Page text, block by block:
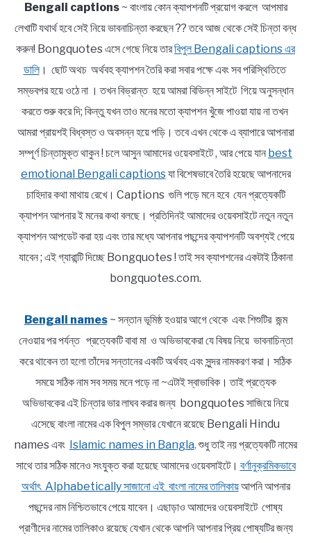
Bengali captions~ বাংলায় কোন ক্যাপশনটি প্রয়োগ করলে আপমার
লেখাটি যথার্থ হবে সেই নিয়ে ভাবনাচিন্তা করছেন ?? তবে আজ থেকে সেই চিন্তা বন্ধ
করুন! Bongquotes এসে গেছে নিয়ে তারবিপুল Bengali captions এর
ডালি। ছোট অথচ অর্থবহ ক্যাপশন তৈরি করা সবার পক্ষে এবং সব পরিস্থিতিতে
সম্ভবপর হয়ে ওঠে না । তখন বিভ্রান্ত হয়ে আমরা বিভিন্ন সাইটে গিয়ে অনুসন্ধান
করতে শুরু করে দি; কিন্তু যখন তাও মনের মতো ক্যাপশন খুঁজে পাওয়া যায় না তখন
আমরা প্রায়শই বিধ্বস্ত ও অবসন্ন হয়ে পড়ি। তবে এখন থেকে এ ব্যাপারে আপনারা
সম্পূর্ণ চিন্তামুক্ত থাকুন ! চলে আসুন আমাদের ওয়েবসাইটে , আর পেয়ে যান best
emotional Bengali captionsযা বিশেষভাবে তৈরি হয়েছে আপনাদের
চাহিদার কথা মাথায় রেখে। Captions গুলি পড়ে মনে হবে যেন প্রত্যেকটি
ক্যাপশন আপনার ই মনের কথা বলছে। প্রতিদিনই আমাদের ওয়েবসাইটে নতুন নতুন
ক্যাপশন আপডেট করা হয় এবং তার মধ্যে আপনার পছন্দের ক্যাপশনটি অবশ্যই পেয়ে
যাবেন ; এই গ্যারান্টি দিচ্ছে Bongquotes ! তাই সব ক্যাপশনের একটাই ঠিকানা
bongquotes.com.
Bengali names~ সন্তান ভূমিষ্ঠ হওয়ার আগে থেকে এবং শিশুটির জন্ম
নেওয়ার পর পর্যন্ত প্রত্যেকটি বাবা মা ও অভিভাবকেরা যে বিষয় নিয়ে ভাবনাচিন্তা
করে থাকেন তা হলো তাঁদের সন্তানের একটি অর্থবহ এবং সুন্দর নামকরণ করা। সঠিক
সময়ে সঠিক নাম সব সময় মনে পড়ে না ~এটাই স্বাভাবিক। তাই প্রত্যেক
অভিভাবকের এই চিন্তার ভার লাঘব করার জন্য bongquotes সাজিয়ে নিয়ে
এসেছে বাংলা নামের এক বিপুল সম্ভার যেখানে রয়েছে Bengali Hindu
names এবং Islamic names in Bangla. শুধু তাই নয় প্রত্যেকটি নামের
সাথে তার সঠিক মানেও সংযুক্ত করা হয়েছে আমাদের ওয়েবসাইটে। বর্ণানুক্রমিকভাবে
অর্থাৎ Alphabetically সাজানো এই বাংলা নামের তালিকায়আপনি আপনার
পছন্দের নাম নিশ্চিতভাবে পেয়ে যাবেন। এছাড়াও আমাদের ওয়েবসাইটে পোষ্য
প্রাণীদের নামের তালিকাও রয়েছে যেখান থেকে আপনি আপনার প্রিয় পোষ্যটির জন্য